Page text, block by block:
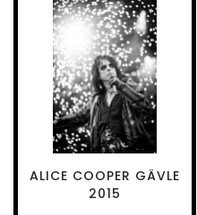
ALICE COOPER GÄVLE
2015